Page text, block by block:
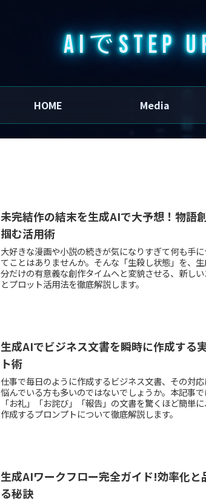
AIでSTEP
HOME Media
未完結作の結末を生成AIで大予想！物語
掴む活用術
大好きな漫画や小説の続きが気になりすぎて何も手
てことはありませんか。そんな「生殺し状態」を、
分だけの有意義な創作タイムへと変貌させる、新し
とプロット活用法を徹底解説します。
生成AIでビジネス文書を瞬時に作成する
ト術
仕事で毎日のように作成するビジネス文書、その対
悩んでいる方も多いのではないでしょうか。本記事
「お礼」「お詫び」「報告」の文書を驚くほど簡単
作成するプロンプトについて徹底解説します。
生成AIワークフロー完全ガイド!効率化と
る秘訣